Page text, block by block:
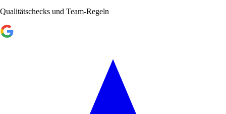
Qualitätschecks und Team-Regeln